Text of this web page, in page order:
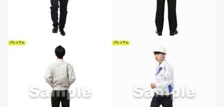
プレミアム プレミアム